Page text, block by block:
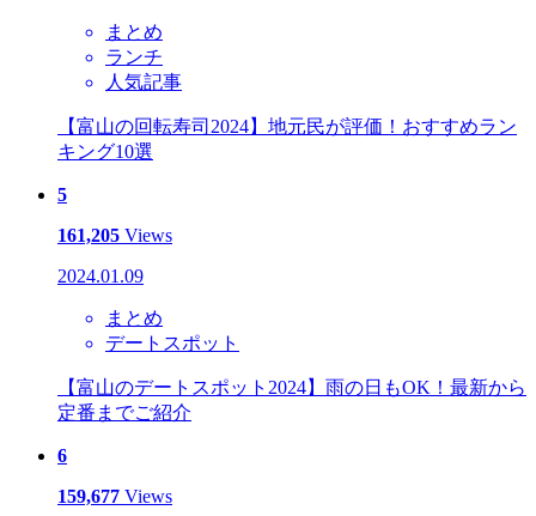
まとめ
ランチ
人気記事
【富山の回転寿司2024】地元民が評価！おすすめラン
キング10選
5
161,205 Views
2024.01.09
まとめ
デートスポット
【富山のデートスポット2024】雨の日もOK！最新から
定番までご紹介
6
159,677 Views